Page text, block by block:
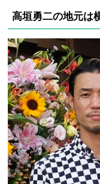
高垣勇二の地元は